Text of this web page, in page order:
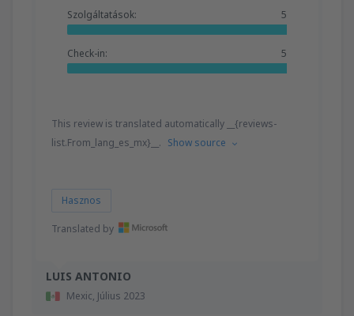
LUIS ANTONIO
Mexic, Július 2023
Szolgáltatások: 5
Check-in: 5
This review is translated automatically __{reviews-
list.From_lang_es_mx}__. Show source
Hasznos
Translated by